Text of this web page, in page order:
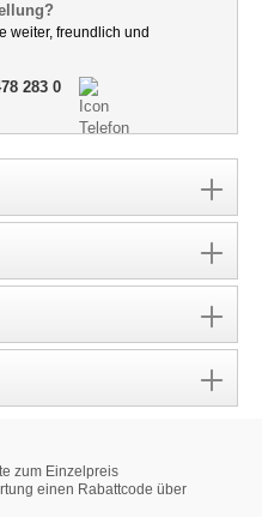
weiter, freundlich und
283 0
zum Einzelpreis
einen Rabattcode über